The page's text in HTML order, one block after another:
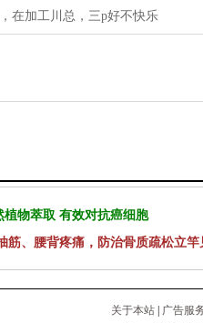
在加工川总，三p好不快乐
物萃取 有效对抗癌细胞
筋、腰背疼痛，防治骨质疏松立竿
关于本站
广告服